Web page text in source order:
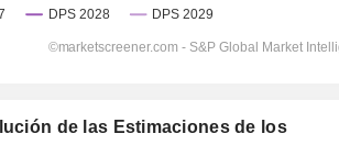
de las Estimaciones de los